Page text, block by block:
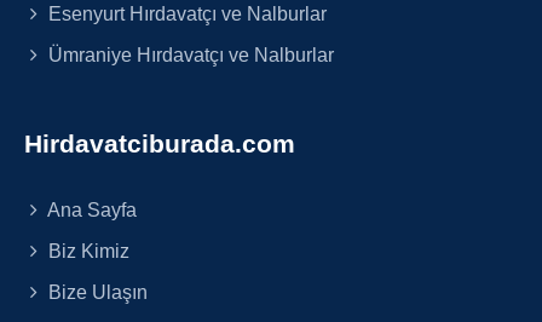
Esenyurt Hırdavatçı ve Nalburlar
Ümraniye Hırdavatçı ve Nalburlar
Hirdavatciburada.com
Ana Sayfa
Biz Kimiz
Bize Ulaşın